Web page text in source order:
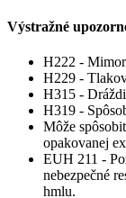
Výstražné
H222 -
H229 -
H315 -
H319 -
Môže
opakovanej
EUH 211 -
nebezpečné
hmlu.